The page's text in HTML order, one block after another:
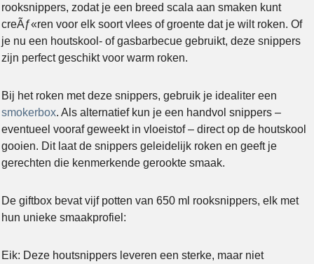
rooksnippers, zodat je een breed scala aan smaken kunt
creÃƒ«ren voor elk soort vlees of groente dat je wilt roken. Of
je nu een houtskool- of gasbarbecue gebruikt, deze snippers
zijn perfect geschikt voor warm roken.
Bij het roken met deze snippers, gebruik je idealiter een
smokerbox. Als alternatief kun je een handvol snippers –
eventueel vooraf geweekt in vloeistof – direct op de houtskool
gooien. Dit laat de snippers geleidelijk roken en geeft je
gerechten die kenmerkende gerookte smaak.
De giftbox bevat vijf potten van 650 ml rooksnippers, elk met
hun unieke smaakprofiel:
Eik: Deze houtsnippers leveren een sterke, maar niet